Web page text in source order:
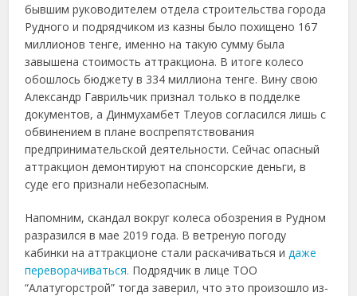
бывшим руководителем отдела строительства города
Рудного и подрядчиком из казны было похищено 167
миллионов тенге, именно на такую сумму была
завышена стоимость аттракциона. В итоге колесо
обошлось бюджету в 334 миллиона тенге. Вину свою
Александр Гаврильчик признал только в подделке
документов, а Динмухамбет Тлеуов согласился лишь с
обвинением в плане воспрепятствования
предпринимательской деятельности. Сейчас опасный
аттракцион демонтируют на спонсорские деньги, в
суде его признали небезопасным.
Напомним, скандал вокруг колеса обозрения в Рудном
разразился в мае 2019 года. В ветреную погоду
кабинки на аттракционе стали раскачиваться идаже
переворачиваться. Подрядчик в лице ТОО
“Алатугорстрой” тогда заверил, что это произошло из-